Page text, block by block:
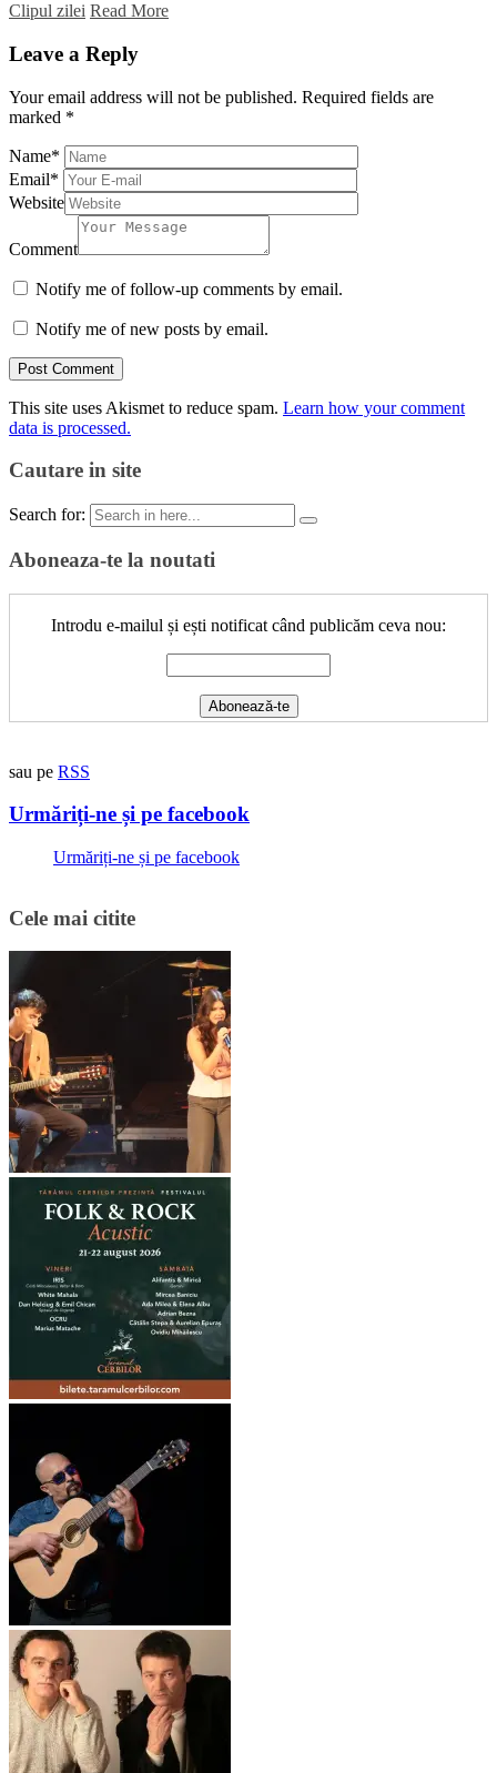
Clipul zilei Read More
Leave a Reply
Your email address will not be published. Required fields are
marked *
Name*
Email*
Website
Comment
Notify me of follow-up comments by email.
Notify me of new posts by email.
This site uses Akismet to reduce spam. Learn how your comment
data is processed.
Cautare in site
Search for:
Aboneaza-te la noutati
Introdu e-mailul și ești notificat când publicăm ceva nou:
sau pe RSS
Urmăriți-ne și pe facebook
Urmăriți-ne și pe facebook
Cele mai citite